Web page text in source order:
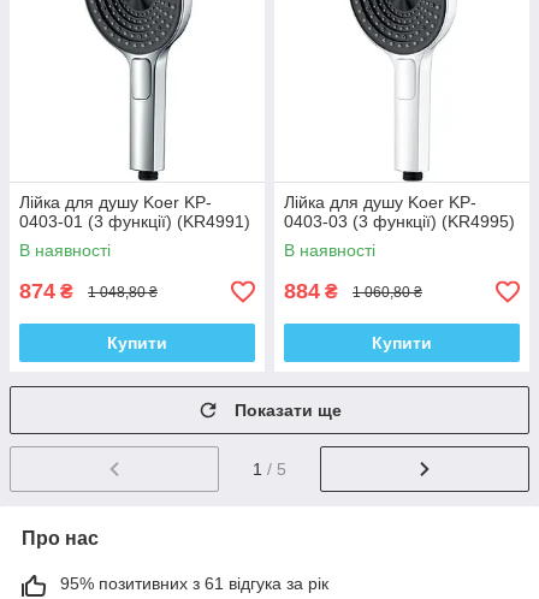
Лійка для душу Koer KP-
0403-01 (3 функції) (KR4991)
В наявності
874 ₴ 1 048,80 ₴
Купити
Лійка для душу Koer KP-
0403-03 (3 функції) (KR4995)
В наявності
884 ₴ 1 060,80 ₴
Купити
Показати ще
1 / 5
Про нас
95% позитивних з 61 відгука за рік